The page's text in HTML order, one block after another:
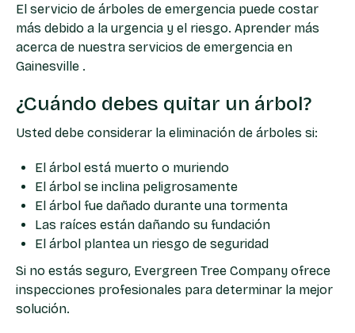
El servicio de árboles de emergencia puede costar
más debido a la urgencia y el riesgo. Aprender más
acerca de nuestra servicios de emergencia en
Gainesville .
¿Cuándo debes quitar un árbol?
Usted debe considerar la eliminación de árboles si:
El árbol está muerto o muriendo
El árbol se inclina peligrosamente
El árbol fue dañado durante una tormenta
Las raíces están dañando su fundación
El árbol plantea un riesgo de seguridad
Si no estás seguro, Evergreen Tree Company ofrece
inspecciones profesionales para determinar la mejor
solución.